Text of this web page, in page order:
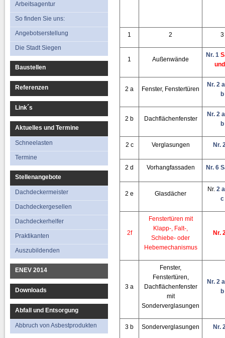
Arbeitsagentur
So finden Sie uns:
Angebotserstellung
Die Stadt Siegen
Baustellen
Referenzen
Link´s
Aktuelles und Termine
Schneelasten
Termine
Stellenangebote
Dachdeckermeister
Dachdeckergesellen
Dachdeckerhelfer
Praktikanten
Auszubildenden
ENEV 2014
Downloads
Abfall und Entsorgung
Abbruch von Asbestprodukten
1 2 3
1 Außenwände
Nr. 1
2 a Fenster, Fenstertüren
Nr. 2
b
2 b Dachflächenfenster
Nr. 2
b
2 c Verglasungen Nr.
2 d Vorhangfassaden Nr. 6
2 e Glasdächer
Nr. 2 a
c
2f
Fenstertüren mit
Klapp-, Falt-,
Schiebe- oder
Hebemechanismus
Nr.
3 a
Fenster,
Fenstertüren,
Dachflächenfenster
mit
Sonderverglasungen
Nr. 2
b
3 b Sonderverglasungen Nr.